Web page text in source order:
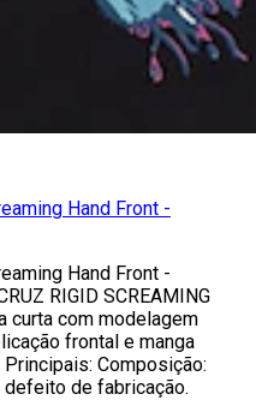
Hand Front -
Hand Front -
RIGID SCREAMING
curta com modelagem
frontal e manga
Composição:
defeito de fabricação.